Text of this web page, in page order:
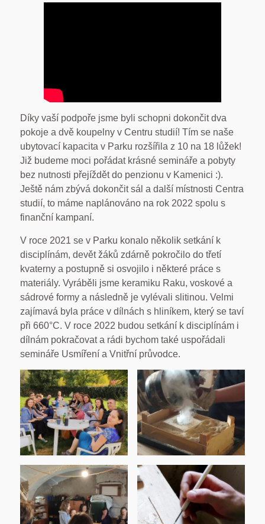
Díky vaší podpoře jsme byli schopni dokončit dva
pokoje a dvě koupelny v Centru studií! Tím se naše
ubytovací kapacita v Parku rozšířila z 10 na 18 lůžek!
Již budeme moci pořádat krásné semináře a pobyty
bez nutnosti přejíždět do penzionu v Kamenici :).
Ještě nám zbývá dokončit sál a další místnosti Centra
studií, to máme naplánováno na rok 2022 spolu s
finanční kampaní.
V roce 2021 se v Parku konalo několik setkání k
disciplínám, devět žáků zdárně pokročilo do třetí
kvaterny a postupně si osvojilo i některé práce s
materiály. Vyráběli jsme keramiku Raku, voskové a
sádrové formy a následně je vylévali slitinou. Velmi
zajímavá byla práce v dílnách s hliníkem, který se taví
při 660°C. V roce 2022 budou setkání k disciplínám i
dílnám pokračovat a rádi bychom také uspořádali
semináře Usmíření a Vnitřní průvodce.